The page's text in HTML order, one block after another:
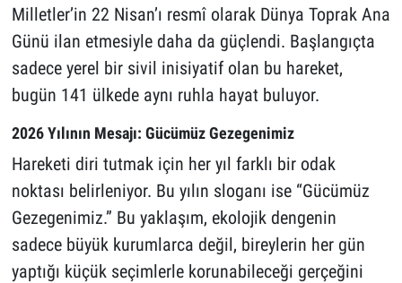
Milletler’in 22 Nisan’ı resmî olarak Dünya Toprak Ana
Günü ilan etmesiyle daha da güçlendi. Başlangıçta
sadece yerel bir sivil inisiyatif olan bu hareket,
bugün 141 ülkede aynı ruhla hayat buluyor.
2026 Yılının Mesajı: Gücümüz Gezegenimiz
Hareketi diri tutmak için her yıl farklı bir odak
noktası belirleniyor. Bu yılın sloganı ise “Gücümüz
Gezegenimiz.” Bu yaklaşım, ekolojik dengenin
sadece büyük kurumlarca değil, bireylerin her gün
yaptığı küçük seçimlerle korunabileceği gerçeğini